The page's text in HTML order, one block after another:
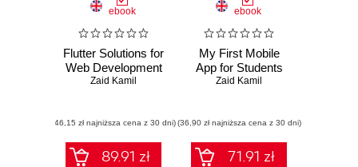
ebook
Flutter Solutions for
Web Development
Zaid Kamil
(46,15 zł najniższa cena z 30 dni)
89.91 zł
ebook
My First Mobile
App for Students
Zaid Kamil
(36,90 zł najniższa cena z 30 dni)
71.91 zł